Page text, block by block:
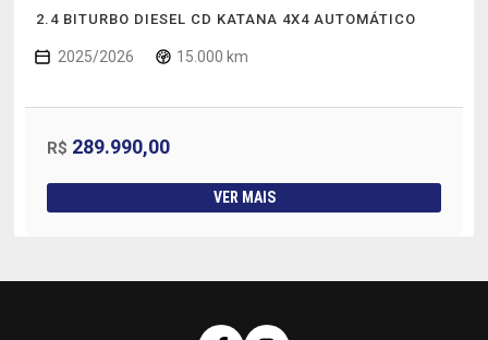
2.4 BITURBO DIESEL CD KATANA 4X4 AUTOMÁTICO
2025/2026 15.000 km
R$ 289.990,00
VER MAIS